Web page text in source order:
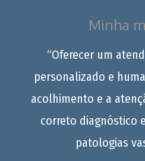
Minha
“Oferecer um
personalizado e
acolhimento e a
correto diagnóstico
patologias